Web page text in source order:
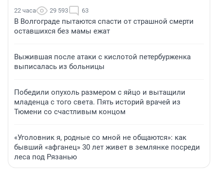
22 часа 29 593 63
В Волгограде пытаются спасти от страшной смерти
оставшихся без мамы ежат
Выжившая после атаки с кислотой петербурженка
выписалась из больницы
Победили опухоль размером с яйцо и вытащили
младенца с того света. Пять историй врачей из
Тюмени со счастливым концом
«Уголовник я, родные со мной не общаются»: как
бывший «афганец» 30 лет живет в землянке посреди
леса под Рязанью